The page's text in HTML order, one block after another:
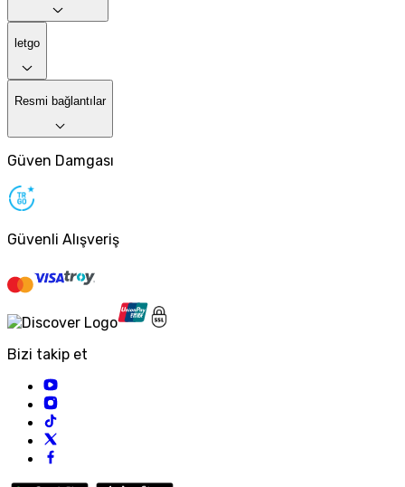
letgo
Resmi bağlantılar
Güven Damgası
Güvenli Alışveriş
Bizi takip et